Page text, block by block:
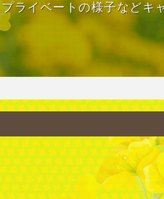
ライベートの様子などキ